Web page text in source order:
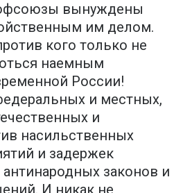
вынуждены
им делом.
кого только не
наемным
России!
и местных,
и
насильственных
и задержек
законов и
И никак не